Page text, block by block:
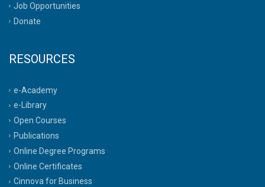
Job Opportunities
Donate
RESOURCES
e-Academy
e-Library
Open Courses
Publications
Online Degree Programs
Online Certificates
Cinnova for Business